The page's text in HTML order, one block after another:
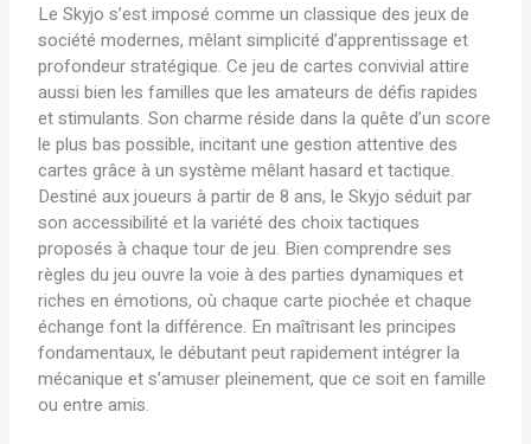
Le Skyjo s’est imposé comme un classique des jeux de
société modernes, mêlant simplicité d’apprentissage et
profondeur stratégique. Ce jeu de cartes convivial attire
aussi bien les familles que les amateurs de défis rapides
et stimulants. Son charme réside dans la quête d’un score
le plus bas possible, incitant une gestion attentive des
cartes grâce à un système mêlant hasard et tactique.
Destiné aux joueurs à partir de 8 ans, le Skyjo séduit par
son accessibilité et la variété des choix tactiques
proposés à chaque tour de jeu. Bien comprendre ses
règles du jeu ouvre la voie à des parties dynamiques et
riches en émotions, où chaque carte piochée et chaque
échange font la différence. En maîtrisant les principes
fondamentaux, le débutant peut rapidement intégrer la
mécanique et s’amuser pleinement, que ce soit en famille
ou entre amis.